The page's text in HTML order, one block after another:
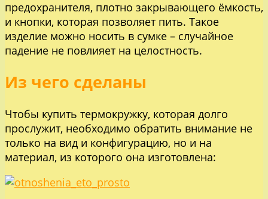
предохранителя, плотно закрывающего ёмкость,
и кнопки, которая позволяет пить. Такое
изделие можно носить в сумке – случайное
падение не повлияет на целостность.
Из чего сделаны
Чтобы купить термокружку, которая долго
прослужит, необходимо обратить внимание не
только на вид и конфигурацию, но и на
материал, из которого она изготовлена: